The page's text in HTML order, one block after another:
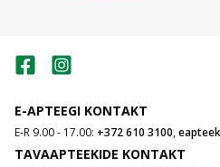
E-APTEEGI KONTAKT
E-R 9.00 - 17.00: +372 610 3100,
TAVAAPTEEKIDE KONTAKT